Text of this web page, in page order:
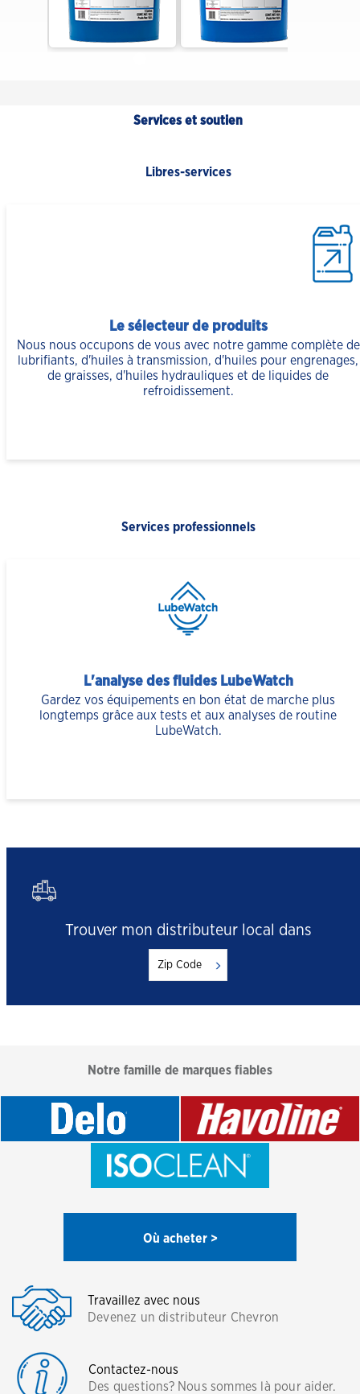
Services et soutien
Libres-services
Le sélecteur de produits
Nous nous occupons de vous avec notre gamme complète de
lubrifiants, d'huiles à transmission, d'huiles pour engrenages,
de graisses, d'huiles hydrauliques et de liquides de
refroidissement.
Services professionnels
L'analyse des fluides LubeWatch
Gardez vos équipements en bon état de marche plus
longtemps grâce aux tests et aux analyses de routine
LubeWatch.
Trouver mon distributeur local dans
Notre famille de marques fiables
Où acheter >
Travaillez avec nous
Devenez un distributeur Chevron
Contactez-nous
Des questions? Nous sommes là pour aider.